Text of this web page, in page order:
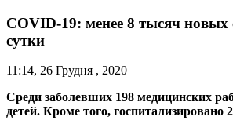
COVID-19: менее 8 тысяч новых
сутки
11:14, 26 Грудня , 2020
Среди заболевших 198 медицинских
детей. Кроме того, госпитализировано